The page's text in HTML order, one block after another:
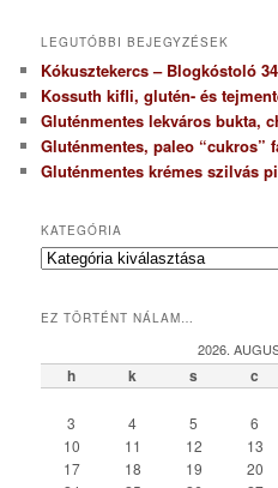
LEGUTÓBBI BEJEGYZÉSEK
Kókusztekercs – Blogkóstoló
Kossuth kifli, glutén- és
Gluténmentes lekváros bukta,
Gluténmentes, paleo “cukros”
Gluténmentes krémes szilvás
KATEGÓRIA
K
e
ó
r
EZ TÖRTÉNT NÁLAM…
2026.
h k s c
3
4 5 6
10
11 12 13
17
18 19 20